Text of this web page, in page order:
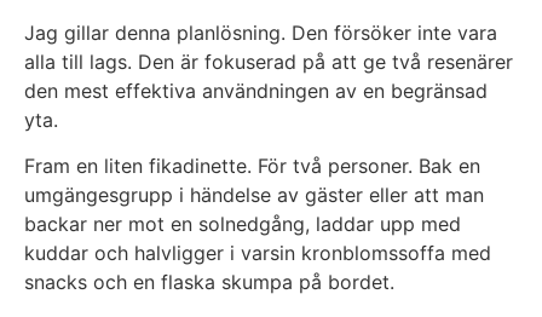
Jag gillar denna planlösning. Den försöker inte vara
alla till lags. Den är fokuserad på att ge två resenärer
den mest effektiva användningen av en begränsad
yta.
Fram en liten fikadinette. För två personer. Bak en
umgängesgrupp i händelse av gäster eller att man
backar ner mot en solnedgång, laddar upp med
kuddar och halvligger i varsin kronblomssoffa med
snacks och en flaska skumpa på bordet.